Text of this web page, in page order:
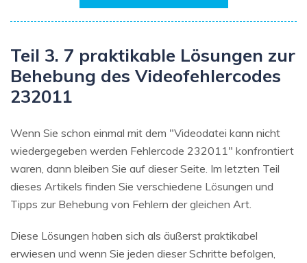
Teil 3. 7 praktikable Lösungen zur
Behebung des Videofehlercodes
232011
Wenn Sie schon einmal mit dem "Videodatei kann nicht
wiedergegeben werden Fehlercode 232011" konfrontiert
waren, dann bleiben Sie auf dieser Seite. Im letzten Teil
dieses Artikels finden Sie verschiedene Lösungen und
Tipps zur Behebung von Fehlern der gleichen Art.
Diese Lösungen haben sich als äußerst praktikabel
erwiesen und wenn Sie jeden dieser Schritte befolgen,